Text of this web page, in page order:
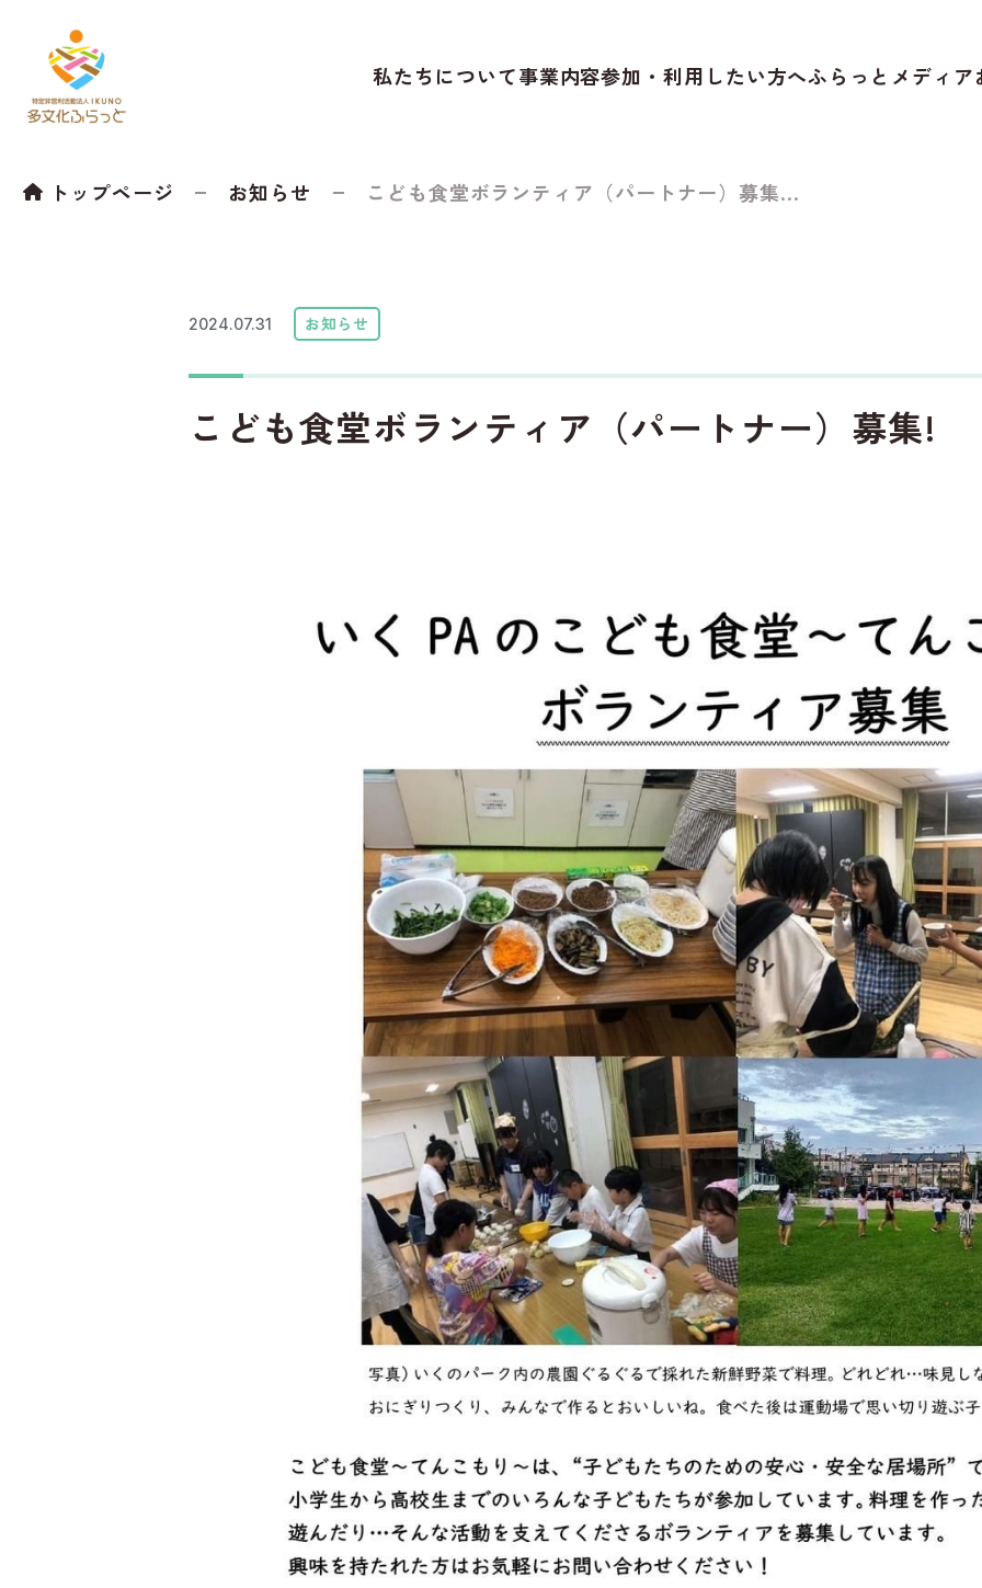
私たちについて事業内容参加・利用したい方へふらっとメディア
トップページ お知らせ こども食堂ボランティア（パートナー）募集...
2024.07.31 お知らせ
こども食堂ボランティア（パートナー）募集!